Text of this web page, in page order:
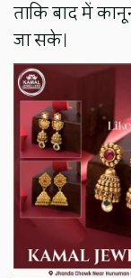
ताकि बाद में
जा सके।